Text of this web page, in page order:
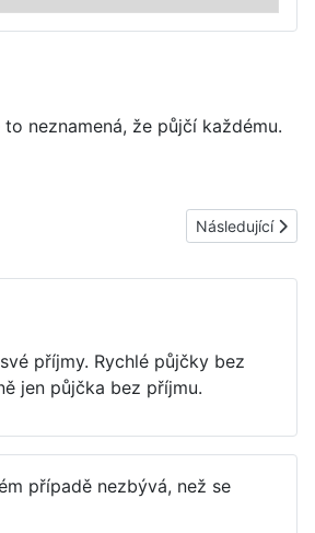
neznamená, že půjčí každému.
Další článek:
Následující
příjmy. Rychlé půjčky bez
jen půjčka bez příjmu.
případě nezbývá, než se